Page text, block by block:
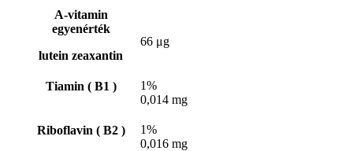
A-vitamin
egyenérték
lutein zeaxantin
66 μg
Tiamin ( B1 )
1%
0,014 mg
Riboflavin ( B2 )
1%
0,016 mg